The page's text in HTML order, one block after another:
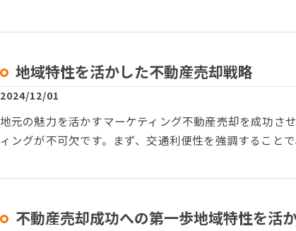
地域特性を活かした不動産売却戦略
2024/12/01
地元の魅力を活かすマーケティング不動産売却を成功さ
ィングが不可欠です。まず、交通利便性を強調すること
不動産売却成功への第一歩地域特性を活